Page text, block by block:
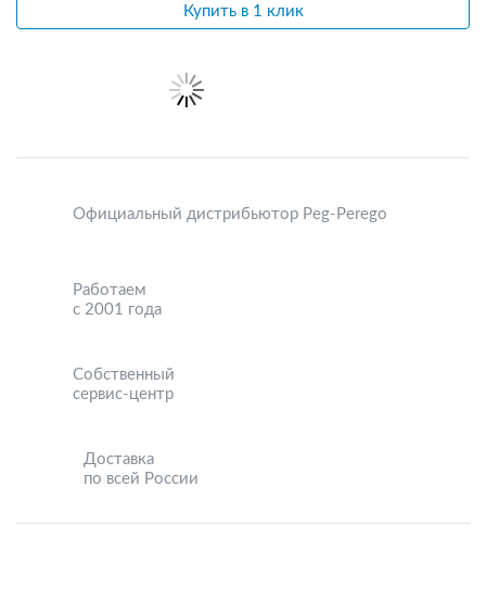
Купить в 1 клик
Официальный дистрибьютор Peg-Perego
Работаем
с 2001 года
Собственный
сервис-центр
Доставка
по всей России